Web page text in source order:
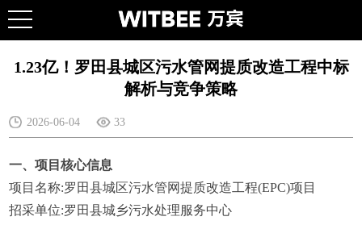
1.23亿！罗田县城区污水管网提质改造工程中标
解析与竞争策略
2026-06-04 33
一、项目核心信息
项目名称:罗田县城区污水管网提质改造工程(EPC)项目
招采单位:罗田县城乡污水处理服务中心